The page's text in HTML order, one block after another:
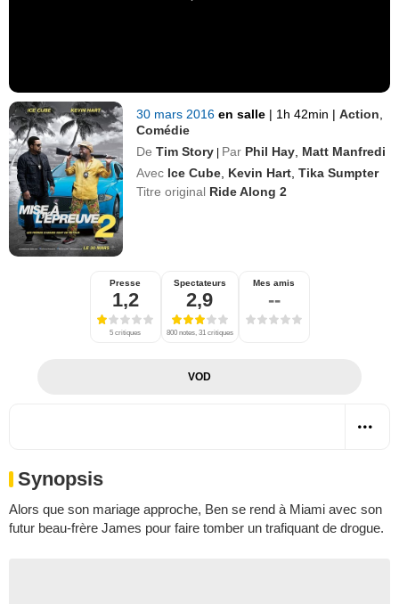
30 mars 2016en salle | 1h 42min | Action
Comédie
De Tim Story | Par Phil Hay Matt Manfredi
Avec Ice Cube Kevin Hart ,Tika Sumpter
Titre original Ride Along 2
Presse
1,2
5 critiques
Spectateurs
2,9
800 notes, 31 critiques
Mes amis
--
VOD
Synopsis
Alors que son mariage approche, Ben se rend à Miami avec son
futur beau-frère James pour faire tomber un trafiquant de drogue.